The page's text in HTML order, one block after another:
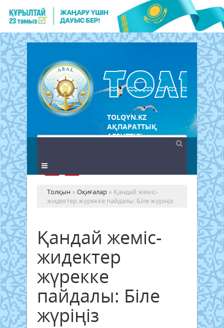
TOLQYN.KZ
АҚПАРАТТЫҚ
АГЕНТТІГІ
Толқын »Оқиғалар » Қандай жеміс-
жидектер жүрекке пайдалы: Біле жүріңіз
Қандай жеміс-
жидектер
жүрекке
пайдалы: Біле
жүріңіз